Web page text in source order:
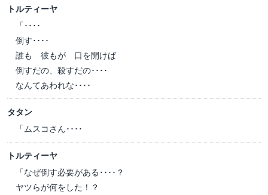
トルティーヤ
「････
倒す････
誰も 彼もが 口を開けば
倒すだの、殺すだの････
なんてあわれな････
タタン
「ムスコさん････
トルティーヤ
「なぜ倒す必要がある････？
ヤツらが何をした！？